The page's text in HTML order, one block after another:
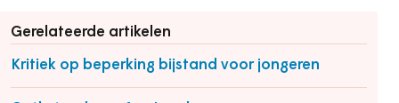
Gerelateerde artikelen
Kritiek op beperking bijstand voor jongeren